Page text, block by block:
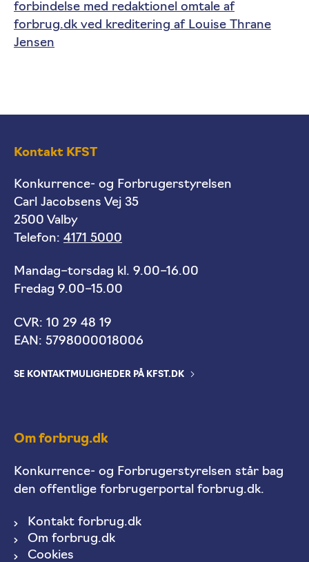
forbindelse med redaktionel omtale af
forbrug.dk ved kreditering af Louise Thrane
Jensen
Kontakt KFST
Konkurrence- og Forbrugerstyrelsen
Carl Jacobsens Vej 35
2500 Valby
Telefon: 4171 5000
Mandag–torsdag kl. 9.00–16.00
Fredag 9.00–15.00
CVR: 10 29 48 19
EAN: 5798000018006
SE KONTAKTMULIGHEDER PÅ KFST.DK
Om forbrug.dk
Konkurrence- og Forbrugerstyrelsen står bag
den offentlige forbrugerportal forbrug.dk.
Kontakt forbrug.dk
Om forbrug.dk
Cookies